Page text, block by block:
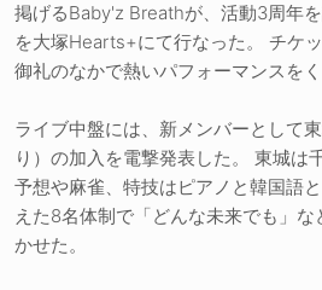
掲げるBaby'z Breathが、活動3周年
を大塚Hearts+にて行なった。 チケ
御礼のなかで熱いパフォーマンスをく
ライブ中盤には、新メンバーとして
り）の加入を電撃発表した。 東城は
予想や麻雀、特技はピアノと韓国語
えた8名体制で「どんな未来でも」
かせた。